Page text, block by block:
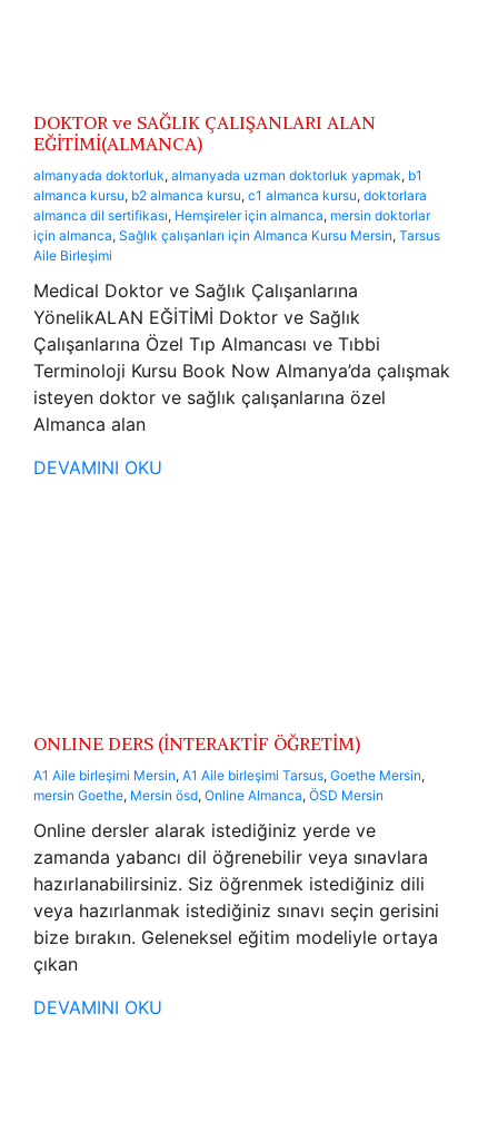
DOKTOR ve SAĞLIK ÇALIŞANLARI ALAN
EĞİTİMİ(ALMANCA)
almanyada doktorluk, almanyada uzman doktorluk yapmak, b1
almanca kursu, b2 almanca kursu, c1 almanca kursu, doktorlara
almanca dil sertifikası, Hemşireler için almanca, mersin doktorlar
için almanca, Sağlık çalışanları için Almanca Kursu Mersin, Tarsus
Aile Birleşimi
Medical Doktor ve Sağlık Çalışanlarına
YönelikALAN EĞİTİMİ Doktor ve Sağlık
Çalışanlarına Özel Tıp Almancası ve Tıbbi
Terminoloji Kursu Book Now Almanya’da çalışmak
isteyen doktor ve sağlık çalışanlarına özel
Almanca alan
DEVAMINI OKU
ONLINE DERS (İNTERAKTİF ÖĞRETİM)
A1 Aile birleşimi Mersin, A1 Aile birleşimi Tarsus, Goethe Mersin,
mersin Goethe, Mersin ösd, Online Almanca, ÖSD Mersin
Online dersler alarak istediğiniz yerde ve
zamanda yabancı dil öğrenebilir veya sınavlara
hazırlanabilirsiniz. Siz öğrenmek istediğiniz dili
veya hazırlanmak istediğiniz sınavı seçin gerisini
bize bırakın. Geleneksel eğitim modeliyle ortaya
çıkan
DEVAMINI OKU